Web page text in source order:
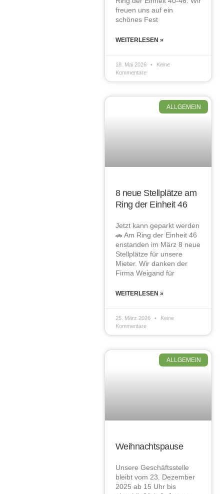
freuen uns auf ein
schönes Fest
WEITERLESEN »
18. Mai 2026
Keine
Kommentare
ALLGEMEIN
8 neue Stellplätze am
Ring der Einheit 46
Jetzt kann geparkt werden
🚗 Am Ring der Einheit 46
enstanden im März 8 neue
Stellplätze für unsere
Mieter. Wir danken der
Firma Weigand für
WEITERLESEN »
25. März 2026
Keine
Kommentare
ALLGEMEIN
Weihnachtspause
Unsere Geschäftsstelle
bleibt vom 23. Dezember
2025 ab 15 Uhr bis